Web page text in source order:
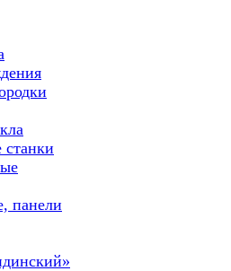
станки
панели